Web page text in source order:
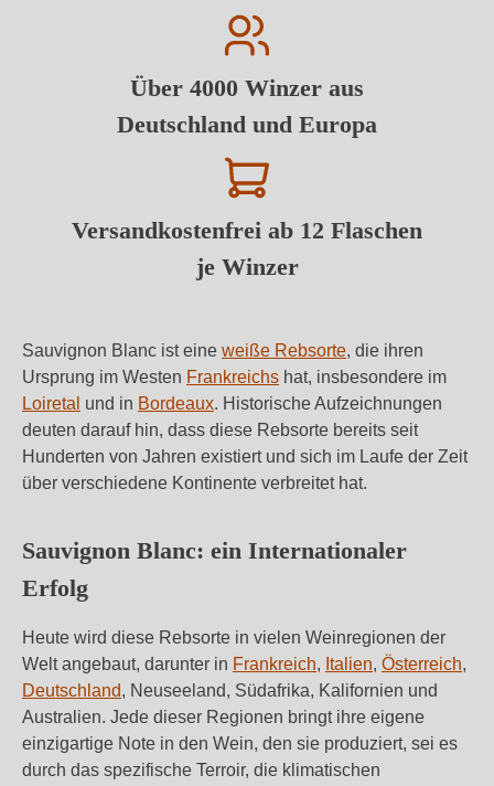
Über 4000 Winzer aus
Deutschland und Europa
Versandkostenfrei ab 12 Flaschen
je Winzer
Sauvignon Blanc ist eine weiße Rebsorte, die ihren
Ursprung im Westen Frankreichs hat, insbesondere im
Loiretal und in Bordeaux. Historische Aufzeichnungen
deuten darauf hin, dass diese Rebsorte bereits seit
Hunderten von Jahren existiert und sich im Laufe der Zeit
über verschiedene Kontinente verbreitet hat.
Sauvignon Blanc: ein Internationaler
Erfolg
Heute wird diese Rebsorte in vielen Weinregionen der
Welt angebaut, darunter in Frankreich, Italien, Österreich,
Deutschland, Neuseeland, Südafrika, Kalifornien und
Australien. Jede dieser Regionen bringt ihre eigene
einzigartige Note in den Wein, den sie produziert, sei es
durch das spezifische Terroir, die klimatischen